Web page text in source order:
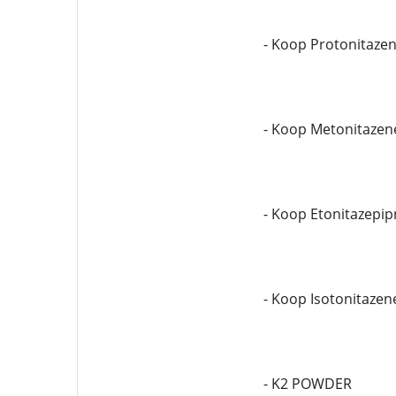
- Koop
- Koop
- Koop
- Koop
- K2 POWDER